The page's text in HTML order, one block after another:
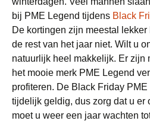
bij PME Legend tijdens Black
De kortingen zijn meestal
de rest van het jaar niet. Wilt u
natuurlijk heel makkelijk. Er zijn
het mooie merk PME Legend
profiteren. De Black Friday
tijdelijk geldig, dus zorg dat u er
moet u weer een jaar wachten